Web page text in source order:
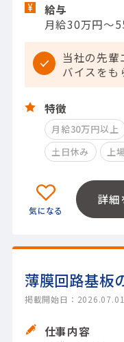
給与
月給30万円～
当社の先輩
バイスをも
特徴
月給30万円以上
土日休み
上
詳細
薄膜回路基板
掲載開始日：2026.07.01
仕事内容